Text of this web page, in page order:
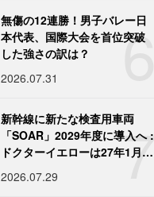
6
無傷の12連勝！男子バレー日
本代表、国際大会を首位突破
した強さの訳は？
2026.07.31
7
新幹線に新たな検査用車両
「SOAR」2029年度に導入へ :
ドクターイエローは27年1月に
2026.07.29